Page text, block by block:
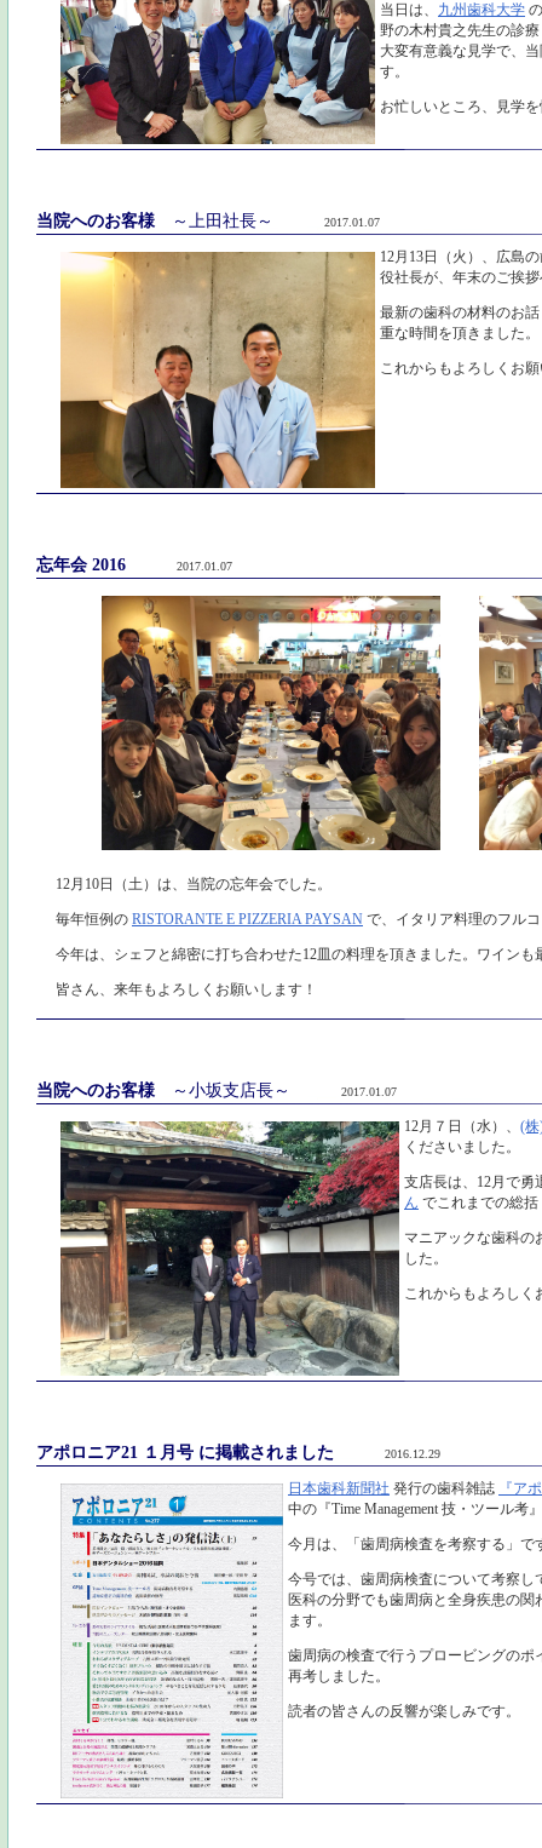
当日は、 九州歯科大学
野の木村貴之先生の診
大変有意義な見学で、
す。
お忙しいところ、見学
当院へのお客様 ～上田社長～ 2017.01.07
12月13日（火）、広島
役社長が、年末のご挨
最新の歯科の材料のお
重な時間を頂きました。
これからもよろしくお
忘年会 2016 2017.01.07
12月10日（土）は、当院の忘年会でした。
毎年恒例の RISTORANTE E PIZZERIA PAYSAN で、イタリア料理のフル
今年は、シェフと綿密に打ち合わせた12皿の料理を頂きました。ワインも
皆さん、来年もよろしくお願いします！
当院へのお客様 ～小坂支店長～ 2017.01.07
12月７日（水）、 (
くださいました。
支店長は、12月で
ん でこれまでの総
マニアックな歯科の
した。
これからもよろしく
アポロニア21 １月号 に掲載されました 2016.12.29
日本歯科新聞社 発行の歯科雑誌
『ア
中の『Time Management 技・ツール考
今月は、「歯周病検査を考察する」で
今号では、歯周病検査について考察し
医科の分野でも歯周病と全身疾患の関
ます。
歯周病の検査で行うプロービングのポ
再考しました。
読者の皆さんの反響が楽しみです。